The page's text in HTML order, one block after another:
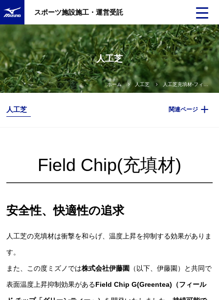
スポーツ施設施工・運営受託
人工芝
ホーム 人工芝 人工芝充填材-フィールドチップ
人工芝 関連ページ
Field Chip(充填材)
安全性、快適性の追求
人工芝の充填材は衝撃を和らげ、温度上昇を抑制する効果がありま
す。
また、この度ミズノでは株式会社伊藤園 （以下、伊藤園）と共同で
表面温度上昇抑制効果があるField Chip G(Greentea)（フィール